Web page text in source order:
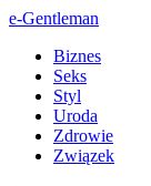
e-Gentleman
Biznes
Seks
Styl
Uroda
Zdrowie
Związek